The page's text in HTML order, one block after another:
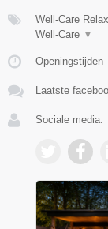
Well-Care
Well-Care ▼
Openingstijden
Laatste
Sociale media: